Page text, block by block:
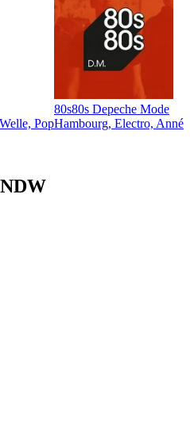
Pop
80s80s Depeche Mode
Hambourg, Electro,